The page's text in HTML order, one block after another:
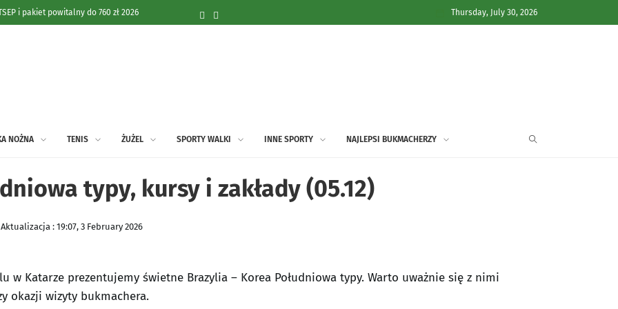
pakiet 255 zł i bonus 300 zł za gola
ostro do dziennikarza po katastrofie w
Z kim zagra w Lidze Europy?
Warunki transferu uzgodnione
Thursday, July 30, 2026
NOŻNA TENIS ŻUŻEL SPORTY WALKI INNE SPORTY NAJLEPSI BUKMACHERZY
typy, kursy i zakłady (05.12)
: 19:07, 3 February 2026
w Katarze prezentujemy świetne Brazylia – Korea Południowa typy. Warto uważnie się z nimi
okazji wizyty bukmachera.